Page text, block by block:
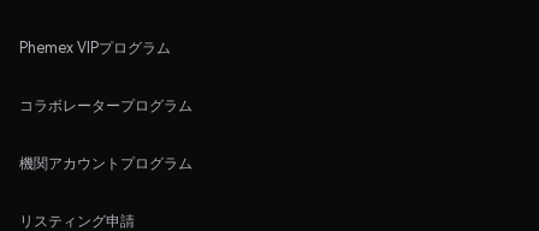
Phemex VIPプログラム
コラボレータープログラム
機関アカウントプログラム
リスティング申請